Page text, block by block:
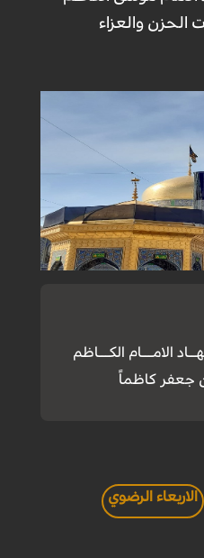
الحزن والعزاء
الامـــام الكـــاظم
جعفر كاظماً
الاربعاء الرضوي